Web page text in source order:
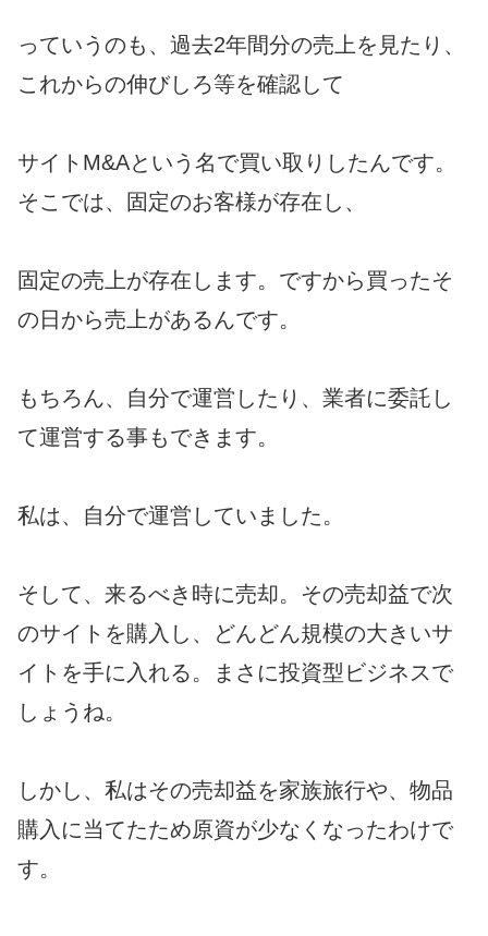
っていうのも、過去2年間分の売上を見たり、
これからの伸びしろ等を確認して
サイトM&Aという名で買い取りしたんです。
そこでは、固定のお客様が存在し、
固定の売上が存在します。ですから買ったそ
の日から売上があるんです。
もちろん、自分で運営したり、業者に委託し
て運営する事もできます。
私は、自分で運営していました。
そして、来るべき時に売却。その売却益で次
のサイトを購入し、どんどん規模の大きいサ
イトを手に入れる。まさに投資型ビジネスで
しょうね。
しかし、私はその売却益を家族旅行や、物品
購入に当てたため原資が少なくなったわけで
す。